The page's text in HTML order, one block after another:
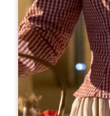
J F M A
S